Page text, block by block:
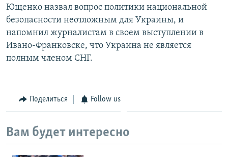
Ющенко назвал вопрос политики национальной
безопасности неотложным для Украины, и
напомнил журналистам в своем выступлении в
Ивано-Франковске, что Украина не является
полным членом СНГ.
Поделиться Follow us
Вам будет интересно